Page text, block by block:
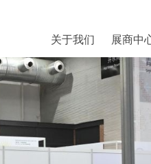
关于我们 展商中